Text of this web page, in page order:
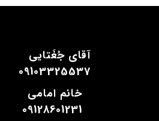
آقای جُغَتایی
09103325537
خانم امامی
09128601231